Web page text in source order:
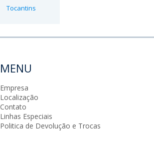
Tocantins
MENU
Empresa
Localização
Contato
Linhas Especiais
Politica de Devolução e Trocas